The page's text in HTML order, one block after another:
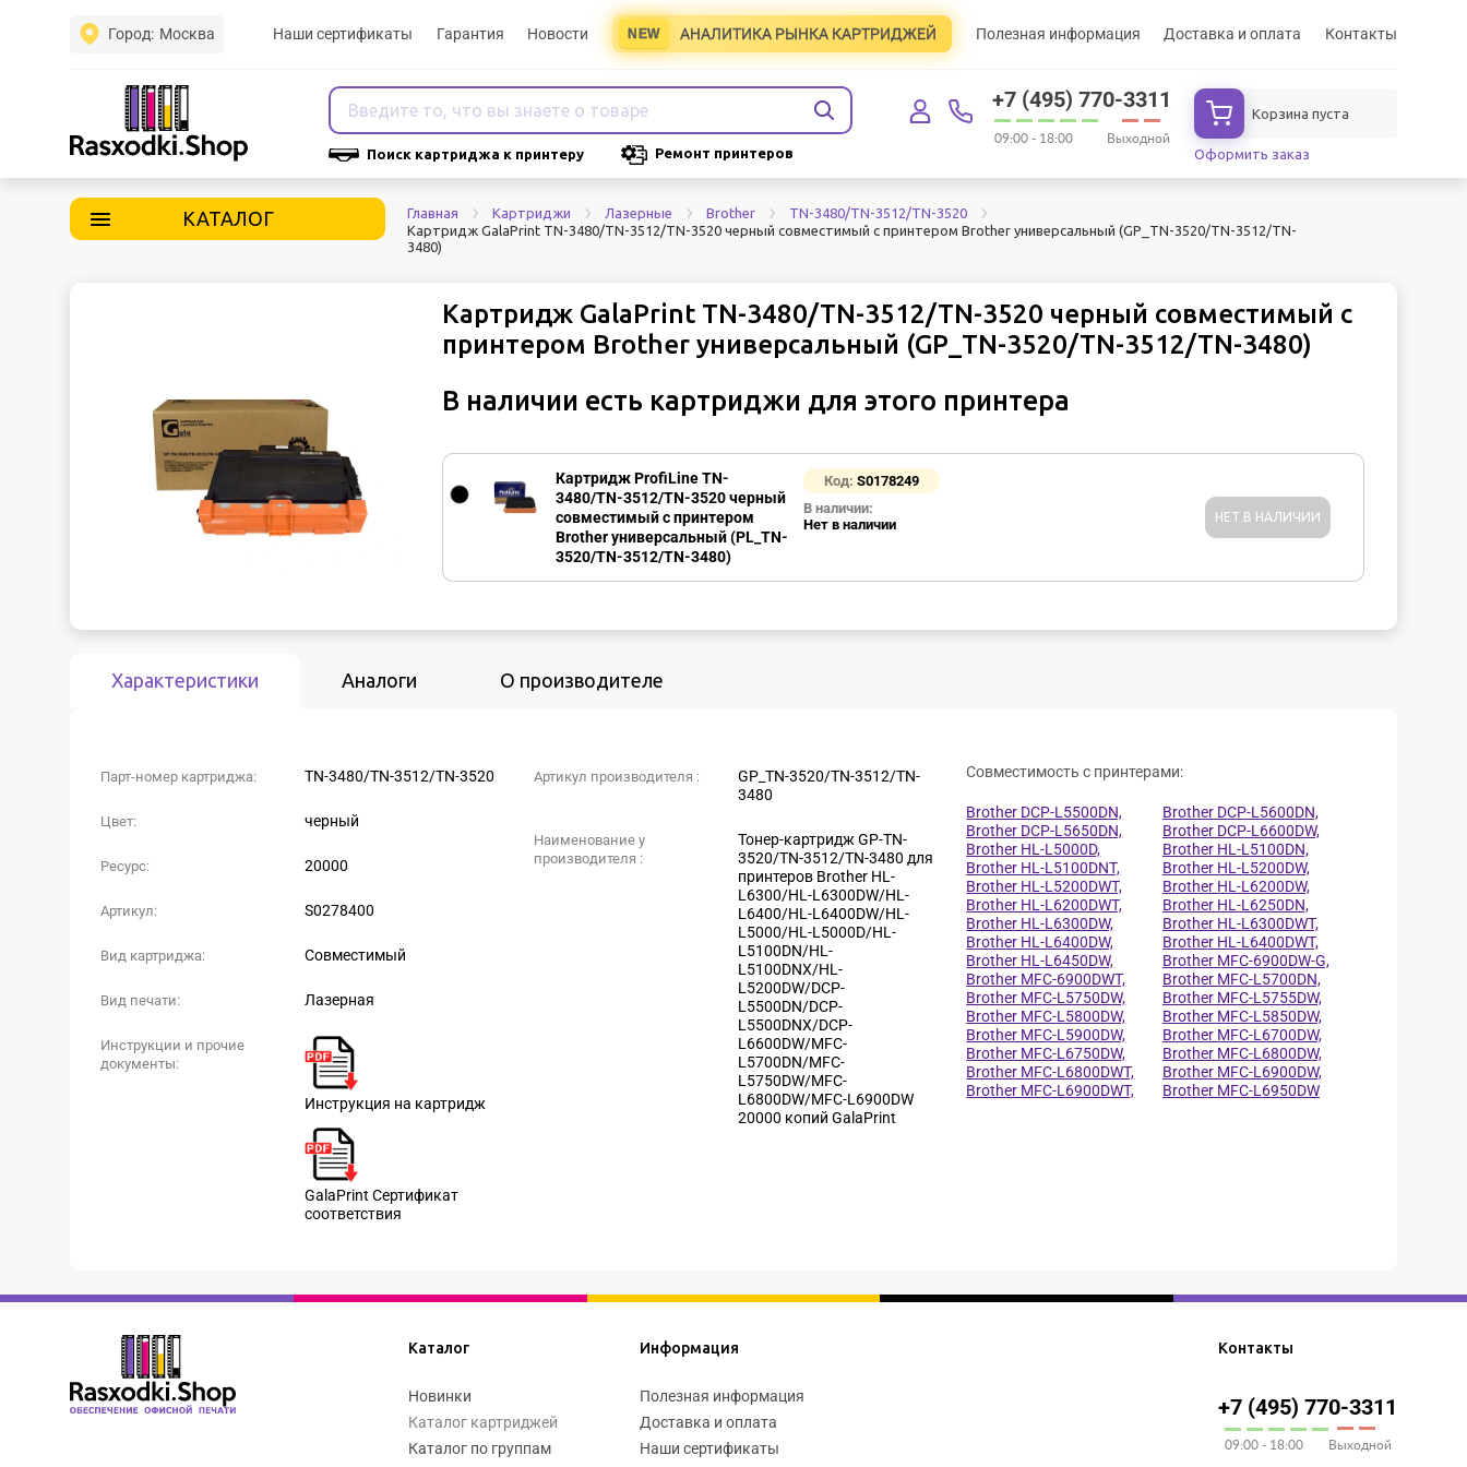
Город: Москва Наши сертификаты Гарантия Новости АНАЛИТИКА РЫНКА КАРТРИДЖЕЙ Полезная информация Доставка и оплата Контакты
Поиск картриджа к принтеру Ремонт принтеров
+7 (495) 770-3311
09:00 - 18:00 Выходной
Корзина пуста
Оформить заказ
КАТАЛОГ Главная Картриджи Лазерные Brother
TN-3480/TN-3512/TN-3520
Картридж GalaPrint TN-3480/TN-3512/TN-3520 черный совместимый с принтером Brother универсальный (GP_TN-3520/TN-3512/TN-
3480)
Картридж GalaPrint TN-3480/TN-3512/TN-3520 черный совместимый с
принтером Brother универсальный (GP_TN-3520/TN-3512/TN-3480)
В наличии есть картриджи для этого принтера
Картридж ProfiLine TN-
3480/TN-3512/TN-3520 черный
совместимый с принтером
Brother универсальный (PL_TN-
3520/TN-3512/TN-3480)
Код: S0178249
В наличии:
Нет в наличии
НЕТ В НАЛИЧИИ
Характеристики Аналоги О производителе
Парт-номер картриджа: TN-3480/TN-3512/TN-3520
Цвет: черный
Ресурс: 20000
Артикул: S0278400
Вид картриджа: Совместимый
Вид печати: Лазерная
Инструкции и прочие
документы:
Инструкция на картридж
GalaPrint Сертификат
соответствия
Артикул производителя :
GP_TN-3520/TN-3512/TN-
3480
Наименование у
производителя :
Тонер-картридж GP-TN-
3520/TN-3512/TN-3480 для
принтеров Brother HL-
L6300/HL-L6300DW/HL-
L6400/HL-L6400DW/HL-
L5000/HL-L5000D/HL-
L5100DN/HL-
L5100DNX/HL-
L5200DW/DCP-
L5500DN/DCP-
L5500DNX/DCP-
L6600DW/MFC-
L5700DN/MFC-
L5750DW/MFC-
L6800DW/MFC-L6900DW
20000 копий GalaPrint
Совместимость с принтерами:
Brother DCP-L5500DN,
Brother DCP-L5600DN,
Brother DCP-L5650DN,
Brother DCP-L6600DW,
Brother HL-L5000D,
Brother HL-L5100DN,
Brother HL-L5100DNT,
Brother HL-L5200DW,
Brother HL-L5200DWT,
Brother HL-L6200DW,
Brother HL-L6200DWT,
Brother HL-L6250DN,
Brother HL-L6300DW,
Brother HL-L6300DWT,
Brother HL-L6400DW,
Brother HL-L6400DWT,
Brother HL-L6450DW,
Brother MFC-6900DW-G,
Brother MFC-6900DWT,
Brother MFC-L5700DN,
Brother MFC-L5750DW,
Brother MFC-L5755DW,
Brother MFC-L5800DW,
Brother MFC-L5850DW,
Brother MFC-L5900DW,
Brother MFC-L6700DW,
Brother MFC-L6750DW,
Brother MFC-L6800DW,
Brother MFC-L6800DWT,
Brother MFC-L6900DW,
Brother MFC-L6900DWT,
Brother MFC-L6950DW
Каталог
Новинки
Каталог картриджей
Каталог по группам
Информация
Полезная информация
Доставка и оплата
Наши сертификаты
Контакты
+7 (495) 770-3311
09:00 - 18:00 Выходной